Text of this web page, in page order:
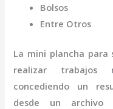
Bolsos
Entre Otros
La mini plancha para
realizar trabajos
concediendo un
desde un